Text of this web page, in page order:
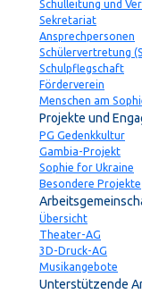
Schulleitung und
Sekretariat
Ansprechpersonen
Schülervertretung
Schulpflegschaft
Förderverein
Menschen am
Projekte und
PG Gedenkkultur
Gambia-Projekt
Sophie for Ukraine
Besondere Projekte
Übersicht
Theater-AG
3D-Druck-AG
Musikangebote
Unterstützende